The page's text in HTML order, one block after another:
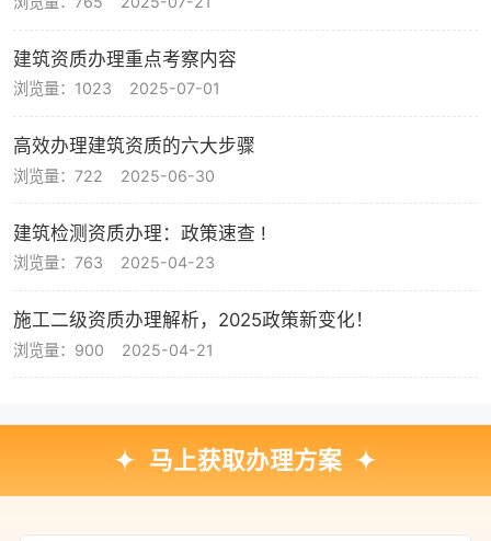
建筑资质办理重点考察内容
浏览量：1023 2025-07-01
高效办理建筑资质的六大步骤
浏览量：722 2025-06-30
建筑检测资质办理：政策速查 !
浏览量：763 2025-04-23
施工二级资质办理解析，2025政策新变化！
浏览量：900 2025-04-21
马上获取办理方案